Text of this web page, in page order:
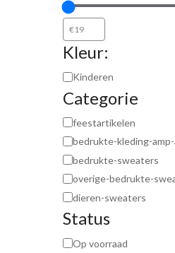
Kleur:
Kinderen
Categorie
feestartikelen
bedrukte-kleding-
bedrukte-sweaters
overige-bedrukte-
dieren-sweaters
Status
Op voorraad